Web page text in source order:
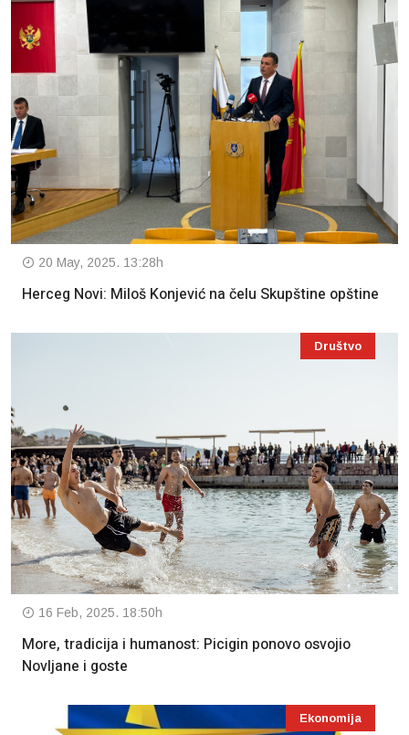
20 May, 2025. 13:28h
Herceg Novi: Miloš Konjević na čelu Skupštine opštine
Društvo
16 Feb, 2025. 18:50h
More, tradicija i humanost: Picigin ponovo osvojio
Novljane i goste
Ekonomija